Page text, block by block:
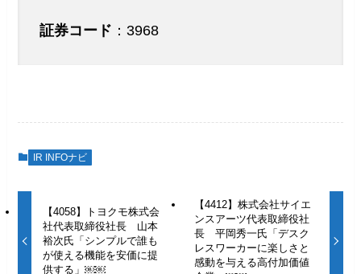
証券コード ：3968
IR INFOナビ
【4058】トヨクモ株式会
社代表取締役社長 山本
裕次氏「シンプルで誰も
が使える機能を安価に提
供する」￼￼
【4412】株式会社サイエ
ンスアーツ代表取締役社
長 平岡秀一氏「デスク
レスワーカーに楽しさと
感動を与える高付加価値